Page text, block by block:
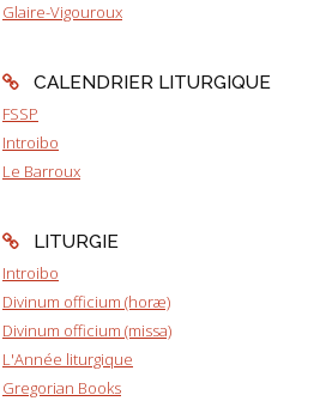
Glaire-Vigouroux
CALENDRIER LITURGIQUE
FSSP
Introibo
Le Barroux
LITURGIE
Introibo
Divinum officium (horæ)
Divinum officium (missa)
L'Année liturgique
Gregorian Books